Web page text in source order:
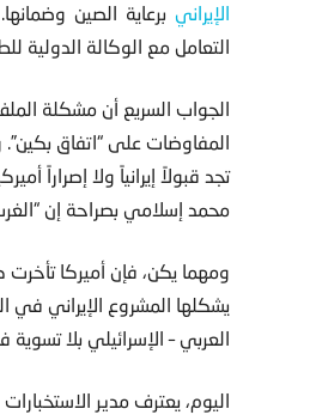
الإيراني برعاية الصين
التعامل مع الوكالة الدولية
الجواب السريع أن مشكلة
المفاوضات على “اتفاق
تجد قبولاً إيرانياً ولا إصراراً
محمد إسلامي بصراحة إن
ومهما يكن، فإن أميركا تأخرت
يشكلها المشروع الإيراني في
العربي – الإسرائيلي بلا
اليوم، يعترف مدير الاستخبارات